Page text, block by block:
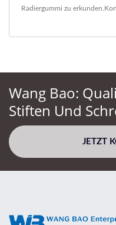
Radiergummi zu erkunden.
Wang Bao:
Stiften Und
JETZT